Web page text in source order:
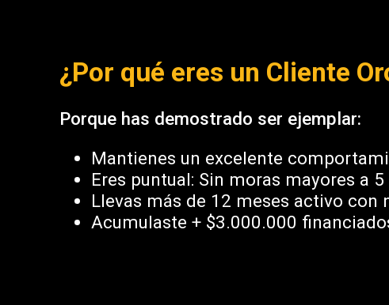
¿Por qué eres un Cliente
Porque has demostrado ser ejemplar:
Mantienes un excelente
Eres puntual: Sin moras mayores a 5
Llevas más de 12 meses activo con
Acumulaste + $3.000.000